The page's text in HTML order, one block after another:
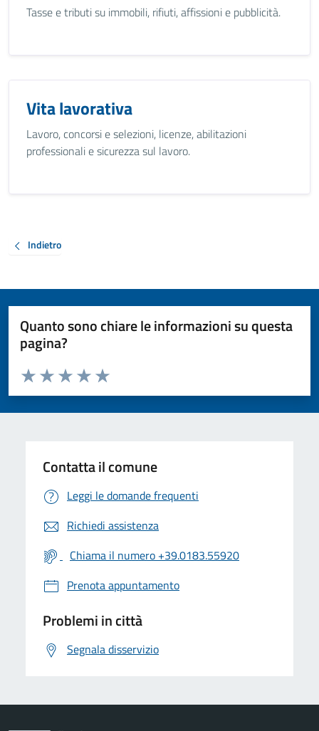
Tasse e tributi su immobili, rifiuti, affissioni e pubblicità.
Vita lavorativa
Lavoro, concorsi e selezioni, licenze, abilitazioni
professionali e sicurezza sul lavoro.
Indietro
Quanto sono chiare le informazioni su questa
pagina?
Valuta da 1 a 5 stelle la pagina
Valuta 5 stelle su 5
Valuta 4 stelle su 5
Valuta 3 stelle su 5
Valuta 2 stelle su 5
Valuta 1 stelle su 5
Contatta il comune
Leggi le domande frequenti
Richiedi assistenza
Chiama il numero +39.0183.55920
Prenota appuntamento
Problemi in città
Segnala disservizio